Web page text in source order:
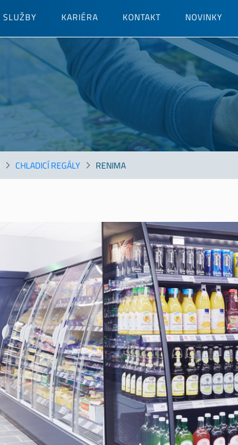
SLUŽBY KARIÉRA KONTAKT NOVINKY
CHLADICÍ REGÁLY RENIMA